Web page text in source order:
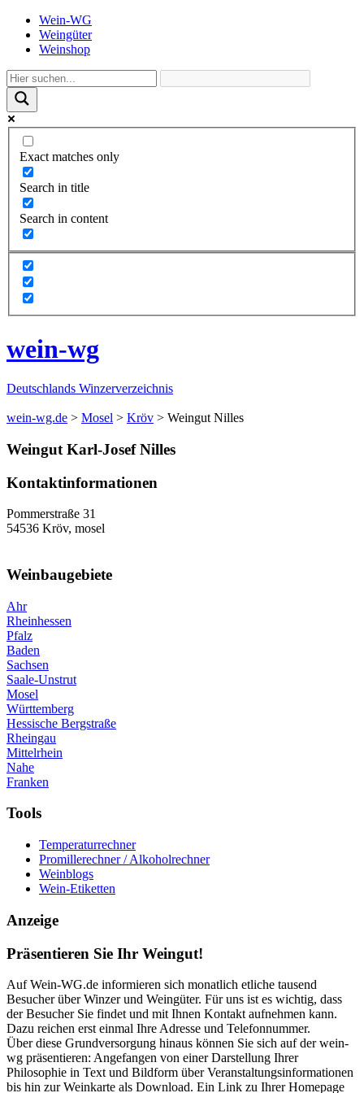
Wein-WG
Weingüter
Weinshop
Exact matches only
Search in title
Search in content
wein-wg
Deutschlands Winzerverzeichnis
wein-wg.de > Mosel > Kröv > Weingut Nilles
Weingut Karl-Josef Nilles
Kontaktinformationen
Pommerstraße 31
54536 Kröv, mosel
Weinbaugebiete
Ahr
Rheinhessen
Pfalz
Baden
Sachsen
Saale-Unstrut
Mosel
Württemberg
Hessische Bergstraße
Rheingau
Mittelrhein
Nahe
Franken
Tools
Temperaturrechner
Promillerechner / Alkoholrechner
Weinblogs
Wein-Etiketten
Anzeige
Präsentieren Sie Ihr Weingut!
Auf Wein-WG.de informieren sich monatlich etliche tausend
Besucher über Winzer und Weingüter. Für uns ist es wichtig, dass
der Besucher Sie findet und mit Ihnen Kontakt aufnehmen kann.
Dazu reichen erst einmal Ihre Adresse und Telefonnummer.
Über diese Grundversorgung hinaus können Sie sich auf der wein-
wg präsentieren: Angefangen von einer Darstellung Ihrer
Philosophie in Text und Bildform über Veranstaltungsinformationen
bis hin zur Weinkarte als Download. Ein Link zu Ihrer Homepage